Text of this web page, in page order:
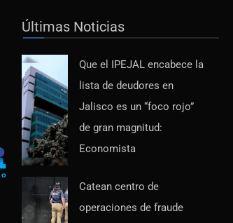
Últimas Noticias
Que el IPEJAL encabece la
lista de deudores en
Jalisco es un “foco rojo”
de gran magnitud:
Economista
Catean centro de
operaciones de fraude